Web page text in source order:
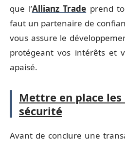
que l’Allianz Trade prend
faut un partenaire de
vous assure le
protégeant vos intérêts et
apaisé.
Mettre en place
sécurité
Avant de conclure une